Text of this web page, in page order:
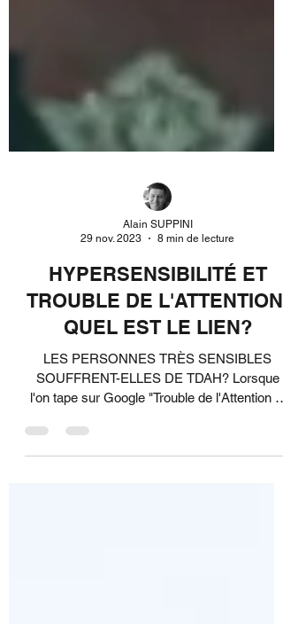
Alain SUPPINI
29 nov. 2023
8 min de lecture
HYPERSENSIBILITÉ ET
QUEL EST LE LIEN?
LES PERSONNES TRÈS SENSIBLES
Hypersensibilité", la...